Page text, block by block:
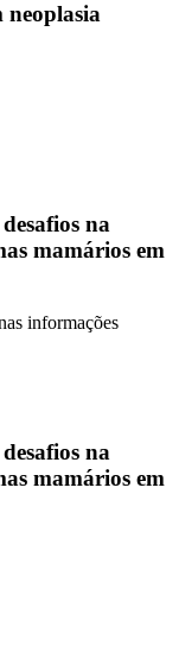
neoplasia
na
mamários em
informações
na
mamários em